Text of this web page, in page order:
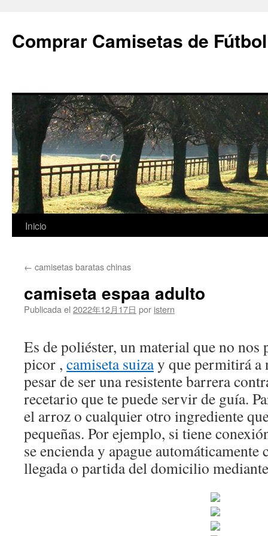
Comprar Camisetas de
Saltar
contenido
Inicio
← camisetas baratas chinas
camiseta espaa adulto
Publicada el 2022年12月17日 por istern
Es de poliéster, un material que no nos
picor , camiseta suizay que permitirá a
pesar de ser una resistente barrera
recetario que te puede servir de guía.
el arroz o cualquier otro ingrediente
pequeñas. Por ejemplo, si tiene
se encienda y apague automáticamente
llegada o partida del domicilio